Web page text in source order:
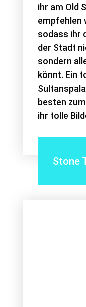
ihr am Old
empfehlen
sodass ihr
der Stadt
sondern
könnt. Ein
besten
ihr tolle
Stone